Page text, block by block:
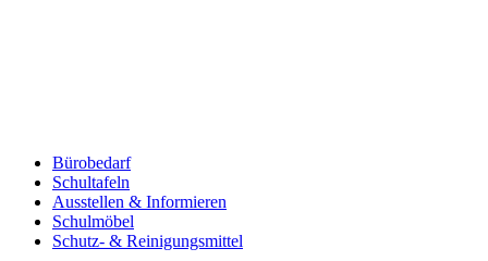
Bürobedarf
Schultafeln
Ausstellen & Informieren
Schulmöbel
Schutz- & Reinigungsmittel